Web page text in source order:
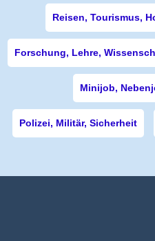
Reisen, Tourismus,
Forschung, Lehre,
Minijob,
Polizei, Militär, Sicherheit